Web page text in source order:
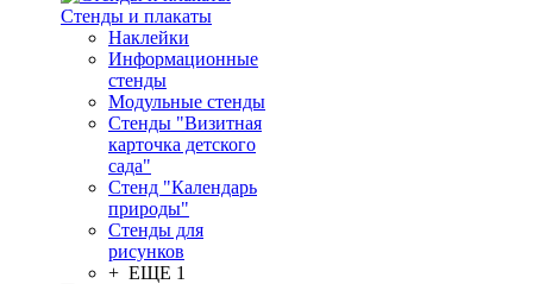
Стенды и плакаты
Наклейки
Информационные
стенды
Модульные стенды
Стенды "Визитная
карточка детского
сада"
Стенд "Календарь
природы"
Стенды для
рисунков
+ ЕЩЕ 1